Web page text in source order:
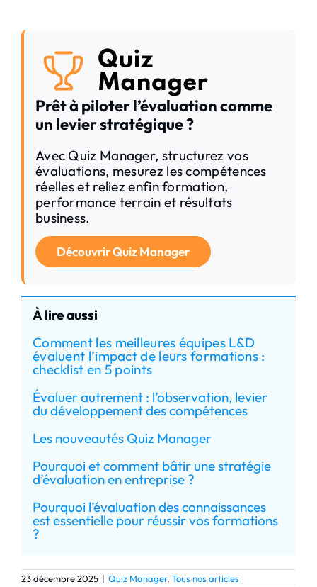
Prêt à piloter l’évaluation comme
un levier stratégique ?
Avec Quiz Manager, structurez vos
évaluations, mesurez les compétences
réelles et reliez enfin formation,
performance terrain et résultats
business.
Découvrir Quiz Manager
À lire aussi
Comment les meilleures équipes L&D
évaluent l’impact de leurs formations :
checklist en 5 points
Évaluer autrement : l’observation, levier
du développement des compétences
Les nouveautés Quiz Manager
Pourquoi et comment bâtir une stratégie
d’évaluation en entreprise ?
Pourquoi l’évaluation des connaissances
est essentielle pour réussir vos formations
?
23 décembre 2025 | Quiz Manager, Tous nos articles